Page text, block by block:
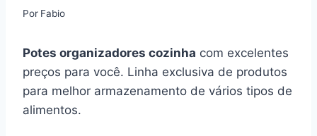
Por Fabio
Potes organizadores cozinha com excelentes
preços para você. Linha exclusiva de produtos
para melhor armazenamento de vários tipos de
alimentos.